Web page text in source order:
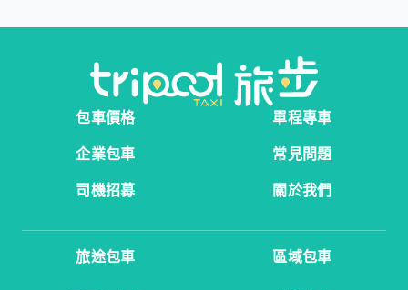
包車價格
單程專車
企業包車
常見問題
司機招募
關於我們
旅途包車 區域包車